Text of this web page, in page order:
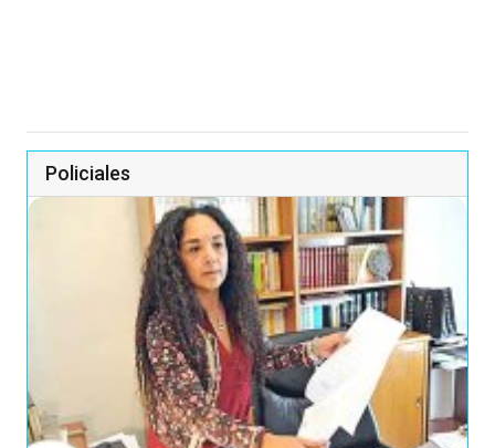
Policiales